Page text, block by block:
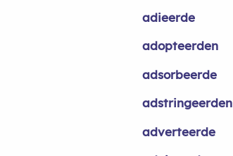
adieerde
adopteerden
adsorbeerde
adstringeerden
adverteerde